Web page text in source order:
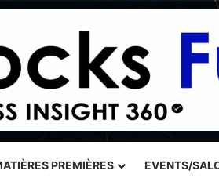
PREMIÈRES EVENTS/